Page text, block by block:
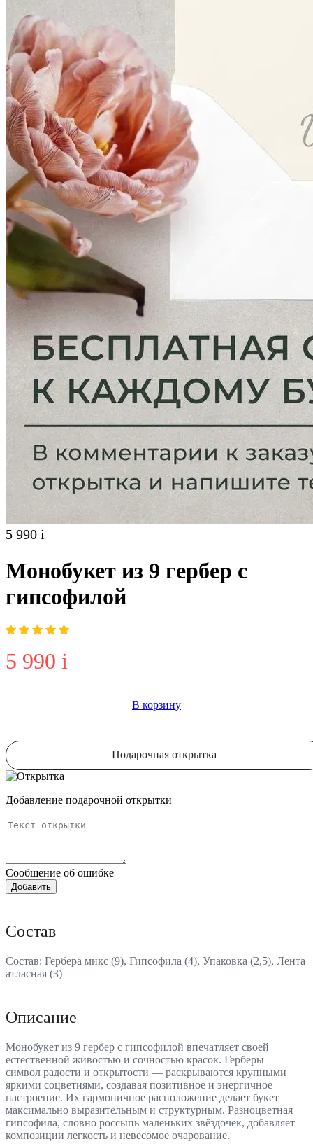
5 990 i
Монобукет из 9 гербер с
гипсофилой
5 990 i
В корзину
Подарочная открытка
Добавление подарочной открытки
Сообщение об ошибке
Состав
Состав: Гербера микс (9), Гипсофила (4), Упаковка (2,5), Лента
атласная (3)
Описание
Монобукет из 9 гербер с гипсофилой впечатляет своей
естественной живостью и сочностью красок. Герберы —
символ радости и открытости — раскрываются крупными
яркими соцветиями, создавая позитивное и энергичное
настроение. Их гармоничное расположение делает букет
максимально выразительным и структурным. Разноцветная
гипсофила, словно россыпь маленьких звёздочек, добавляет
композиции легкость и невесомое очарование.